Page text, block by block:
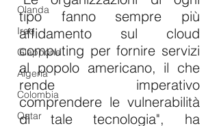
Olanda
Iraq
Giappone
Algeria
Colombia
Qatar
tipo fanno sempre più
affidamento sul cloud
computing per fornire servizi
al popolo americano, il che
rende imperativo
comprendere le vulnerabilità
di tale tecnologia", ha